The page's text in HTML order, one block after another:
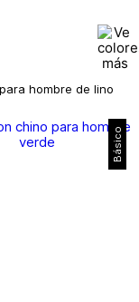
hombre de lino
Básico